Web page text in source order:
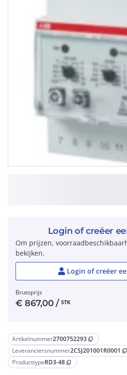
Artikelnummer2700752293 content_copy
Leveranciersnummer2CSJ201001R0001 content_copy
ProducttypeRD3-48 content_copy
Login of creëer
Om prijzen,
bekijken.
Login of creëer
Brutoprijs
€867,00/ STK